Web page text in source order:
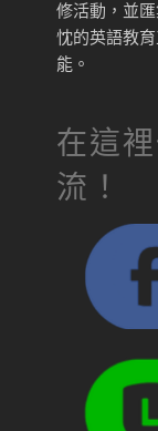
修活動，並
忱的英語教
能。
在這
流！